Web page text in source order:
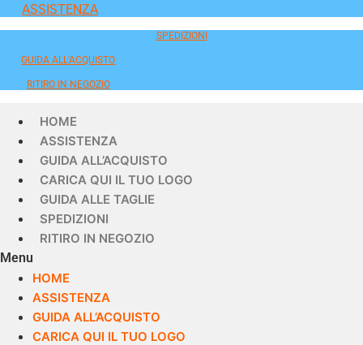
ASSISTENZA
SPEDIZIONI
GUIDA ALL'ACQUISTO
RITIRO IN NEGOZIO
HOME
ASSISTENZA
GUIDA ALL’ACQUISTO
CARICA QUI IL TUO LOGO
GUIDA ALLE TAGLIE
SPEDIZIONI
RITIRO IN NEGOZIO
Menu
HOME
ASSISTENZA
GUIDA ALL’ACQUISTO
CARICA QUI IL TUO LOGO